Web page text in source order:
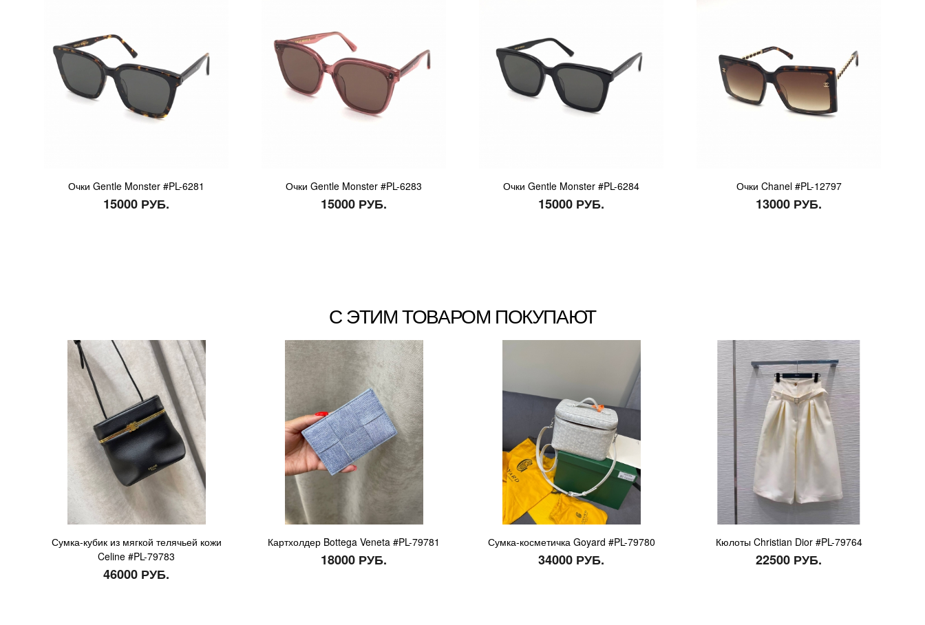
Очки Gentle Monster #PL-6281
15000 РУБ.
Очки Gentle Monster #PL-6283
15000 РУБ.
Очки Gentle Monster #PL-6284
15000 РУБ.
Очки Chanel #PL-12797
13000 РУБ.
С ЭТИМ ТОВАРОМ ПОКУПАЮТ
Сумка-кубик из мягкой телячьей кожи
Celine #PL-79783
46000 РУБ.
Картхолдер Bottega Veneta #PL-79781
18000 РУБ.
Сумка-косметичка Goyard #PL-79780
34000 РУБ.
Кюлоты Christian Dior #PL-79764
22500 РУБ.